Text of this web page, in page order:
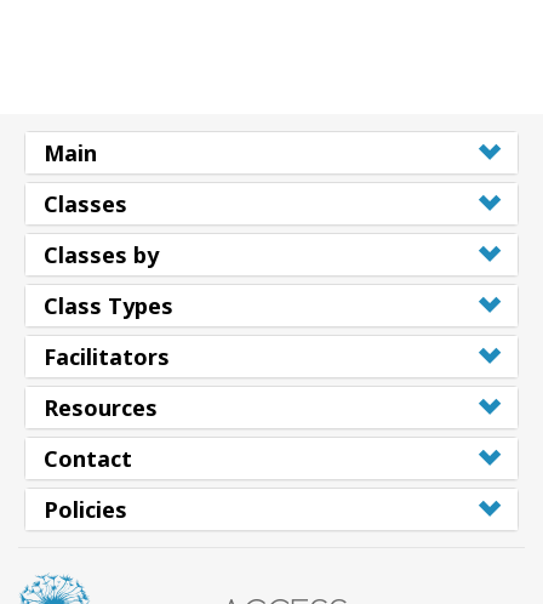
Main
Classes
Classes by
Class Types
Facilitators
Resources
Contact
Policies